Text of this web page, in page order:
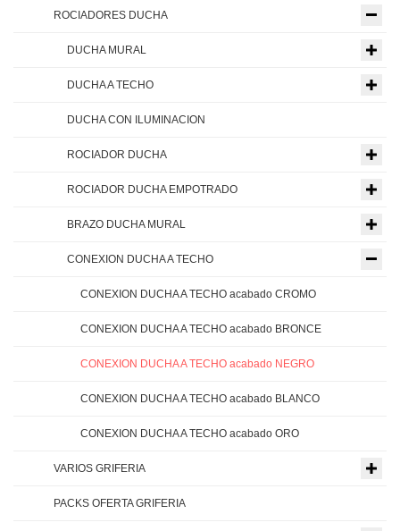
ROCIADORES DUCHA
DUCHA MURAL
DUCHA A TECHO
DUCHA CON ILUMINACION
ROCIADOR DUCHA
ROCIADOR DUCHA EMPOTRADO
BRAZO DUCHA MURAL
CONEXION DUCHA A TECHO
CONEXION DUCHA A TECHO acabado CROMO
CONEXION DUCHA A TECHO acabado BRONCE
CONEXION DUCHA A TECHO acabado NEGRO
CONEXION DUCHA A TECHO acabado BLANCO
CONEXION DUCHA A TECHO acabado ORO
VARIOS GRIFERIA
PACKS OFERTA GRIFERIA